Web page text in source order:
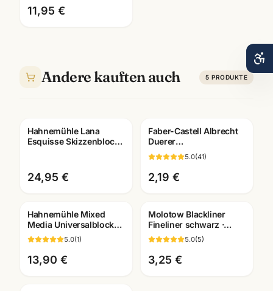
11,95 €
Andere kauften auch 5 PRODUKTE
Hahnemühle Lana
Esquisse Skizzenblock
Mannheim
24,95 €
Faber-Castell Albrecht
Duerer
Kuenstlerfarbstift ·
Einzelstift alle Farben ·
Mannheim
5.0(41)
2,19 €
Hahnemühle Mixed
Media Universalblock
A3/A4 · Aquarell Acryl
Gouache · Mannheim
5.0(1)
13,90 €
Molotow Blackliner
Fineliner schwarz ·
pigmentiert +
dokumentenecht ·
Künstlerbedarf
5.0(5)
3,25 €